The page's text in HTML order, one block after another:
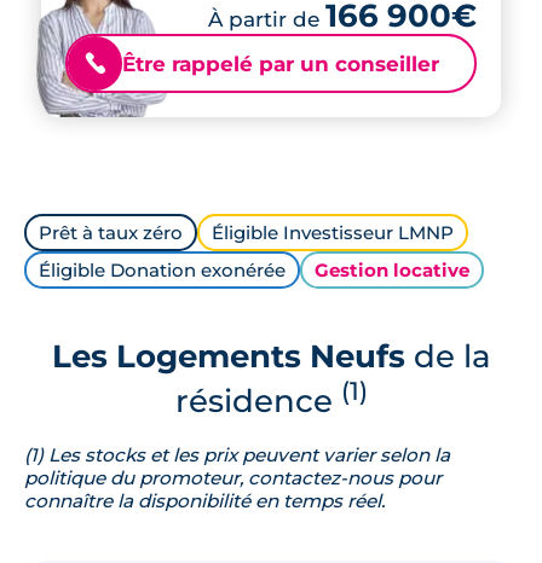
À partir de 166 900€
📞 Être rappelé par un conseiller
Prêt à taux zéro
Éligible Investisseur LMNP
Éligible Donation exonérée
Gestion locative
Les Logements Neufsde la
résidence (1)
(1) Les stocks et les prix peuvent varier selon la
politique du promoteur, contactez-nous pour
connaître la disponibilité en temps réel.